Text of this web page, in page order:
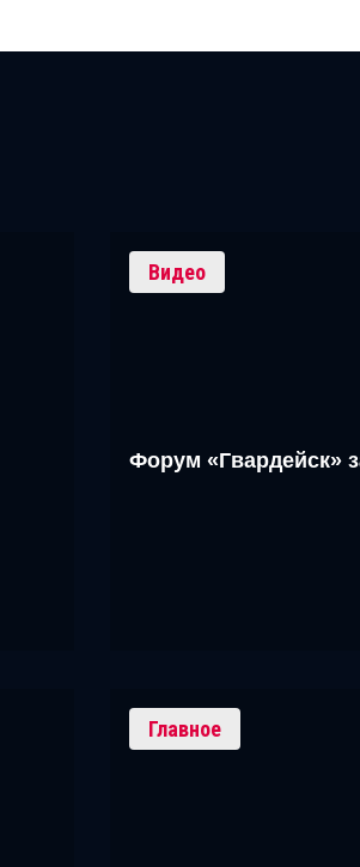
Видео
Форум «Гвардейск»
Главное